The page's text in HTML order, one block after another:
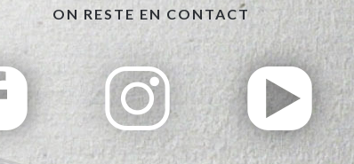
ON RESTE EN CONTACT